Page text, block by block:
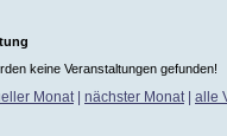
keine Veranstaltungen gefunden!
Monat| nächster Monat| alle